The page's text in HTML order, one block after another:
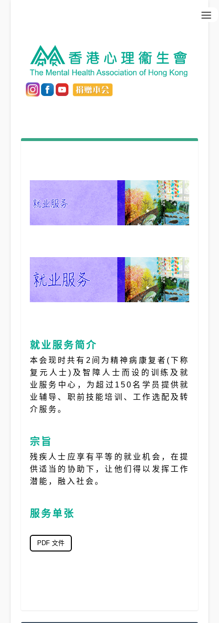
就业服务简介
本会现时共有2间为精神病康复者(下称
复元人士)及智障人士而设的训练及就
业服务中心，为超过150名学员提供就
业辅导、职前技能培训、工作选配及转
介服务。
宗旨
残疾人士应享有平等的就业机会，在提
供适当的协助下，让他们得以发挥工作
潜能，融入社会。
服务单张
PDF 文件